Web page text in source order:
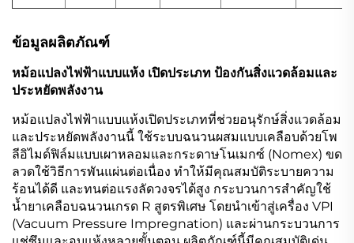
ข้อมูลผลิตภัณฑ์
หม้อแปลงไฟฟ้าแบบแห้ง เปิดประเภท ป้องกันสิ่งแวดล้อมและ
ประหยัดพลังงาน
หม้อแปลงไฟฟ้าแบบแห้งเปิดประเภทที่ช่วยอนุรักษ์สิ่งแวดล้อม
และประหยัดพลังงานนี้ ใช้ระบบฉนวนผสมแบบเคลือบด้วยโพ
ลีอิไมด์ฟิล์มแบบเผาหลอมและกระดาษโนเมกซ์ (Nomex) ขด
ลวดใช้วิธีการพันแผ่นต่อเนื่อง ทำให้มีคุณสมบัติระบายความ
ร้อนได้ดี และทนต่อแรงลัดวงจรได้สูง กระบวนการสำคัญใช้
น้ำยาเคลือบฉนวนเกรด R สูตรพิเศษ โดยนำเข้าสู่เครื่อง VPI
(Vacuum Pressure Impregnation) และผ่านกระบวนการ